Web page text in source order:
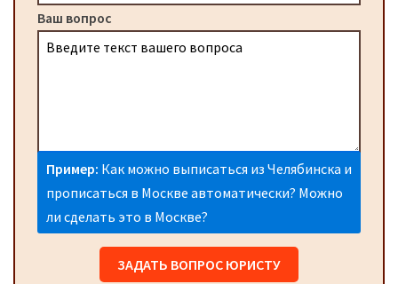
Ваш вопрос
Пример: Как можно выписаться из Челябинска и
прописаться в Москве автоматически? Можно
ли сделать это в Москве?
ЗАДАТЬ ВОПРОС ЮРИСТУ